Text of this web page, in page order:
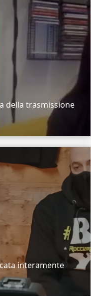
della trasmissione
interamente